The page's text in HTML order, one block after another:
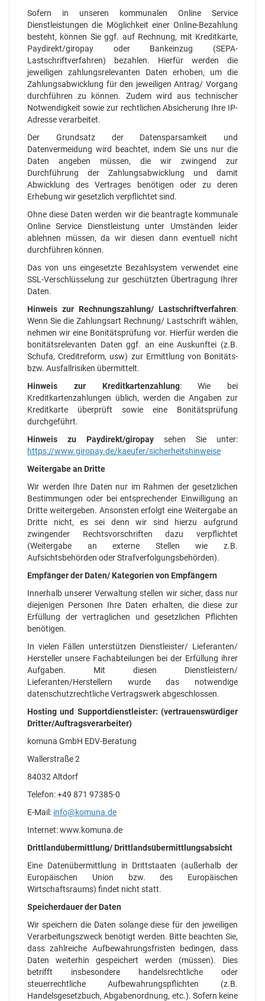
Sofern in unseren kommunalen Online Service
Dienstleistungen die Möglichkeit einer Online-Bezahlung
besteht, können Sie ggf. auf Rechnung, mit Kreditkarte,
Paydirekt/giropay oder Bankeinzug (SEPA-
Lastschriftverfahren) bezahlen. Hierfür werden die
jeweiligen zahlungsrelevanten Daten erhoben, um die
Zahlungsabwicklung für den jeweiligen Antrag/ Vorgang
durchführen zu können. Zudem wird aus technischer
Notwendigkeit sowie zur rechtlichen Absicherung Ihre IP-
Adresse verarbeitet.
Der Grundsatz der Datensparsamkeit und
Datenvermeidung wird beachtet, indem Sie uns nur die
Daten angeben müssen, die wir zwingend zur
Durchführung der Zahlungsabwicklung und damit
Abwicklung des Vertrages benötigen oder zu deren
Erhebung wir gesetzlich verpflichtet sind.
Ohne diese Daten werden wir die beantragte kommunale
Online Service Dienstleistung unter Umständen leider
ablehnen müssen, da wir diesen dann eventuell nicht
durchführen können.
Das von uns eingesetzte Bezahlsystem verwendet eine
SSL-Verschlüsselung zur geschützten Übertragung Ihrer
Daten.
Hinweis zur Rechnungszahlung/ Lastschriftverfahren:
Wenn Sie die Zahlungsart Rechnung/ Lastschrift wählen,
nehmen wir eine Bonitätsprüfung vor. Hierfür werden die
bonitätsrelevanten Daten ggf. an eine Auskunftei (z.B.
Schufa, Creditreform, usw) zur Ermittlung von Bonitäts-
bzw. Ausfallrisiken übermittelt.
Hinweis zur Kreditkartenzahlung: Wie bei
Kreditkartenzahlungen üblich, werden die Angaben zur
Kreditkarte überprüft sowie eine Bonitätsprüfung
durchgeführt.
Hinweis zu Paydirekt/giropay sehen Sie unter:
https://www.giropay.de/kaeufer/sicherheitshinweise
Weitergabe an Dritte
Wir werden Ihre Daten nur im Rahmen der gesetzlichen
Bestimmungen oder bei entsprechender Einwilligung an
Dritte weitergeben. Ansonsten erfolgt eine Weitergabe an
Dritte nicht, es sei denn wir sind hierzu aufgrund
zwingender Rechtsvorschriften dazu verpflichtet
(Weitergabe an externe Stellen wie z.B.
Aufsichtsbehörden oder Strafverfolgungsbehörden).
Empfänger der Daten/ Kategorien von Empfängern
Innerhalb unserer Verwaltung stellen wir sicher, dass nur
diejenigen Personen Ihre Daten erhalten, die diese zur
Erfüllung der vertraglichen und gesetzlichen Pflichten
benötigen.
In vielen Fällen unterstützen Dienstleister/ Lieferanten/
Hersteller unsere Fachabteilungen bei der Erfüllung ihrer
Aufgaben. Mit diesen Dienstleistern/
Lieferanten/Herstellern wurde das notwendige
datenschutzrechtliche Vertragswerk abgeschlossen.
Hosting und Supportdienstleister: (vertrauenswürdiger
Dritter/Auftragsverarbeiter)
komuna GmbH EDV-Beratung
Wallerstraße 2
84032 Altdorf
Telefon: +49 871 97385-0
E-Mail: info@komuna.de
Internet: www.komuna.de
Drittlandübermittlung/ Drittlandsübermittlungsabsicht
Eine Datenübermittlung in Drittstaaten (außerhalb der
Europäischen Union bzw. des Europäischen
Wirtschaftsraums) findet nicht statt.
Speicherdauer der Daten
Wir speichern die Daten solange diese für den jeweiligen
Verarbeitungszweck benötigt werden. Bitte beachten Sie,
dass zahlreiche Aufbewahrungsfristen bedingen, dass
Daten weiterhin gespeichert werden (müssen). Dies
betrifft insbesondere handelsrechtliche oder
steuerrechtliche Aufbewahrungspflichten (z.B.
Handelsgesetzbuch, Abgabenordnung, etc.). Sofern keine